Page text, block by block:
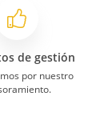
de gestión
por nuestro